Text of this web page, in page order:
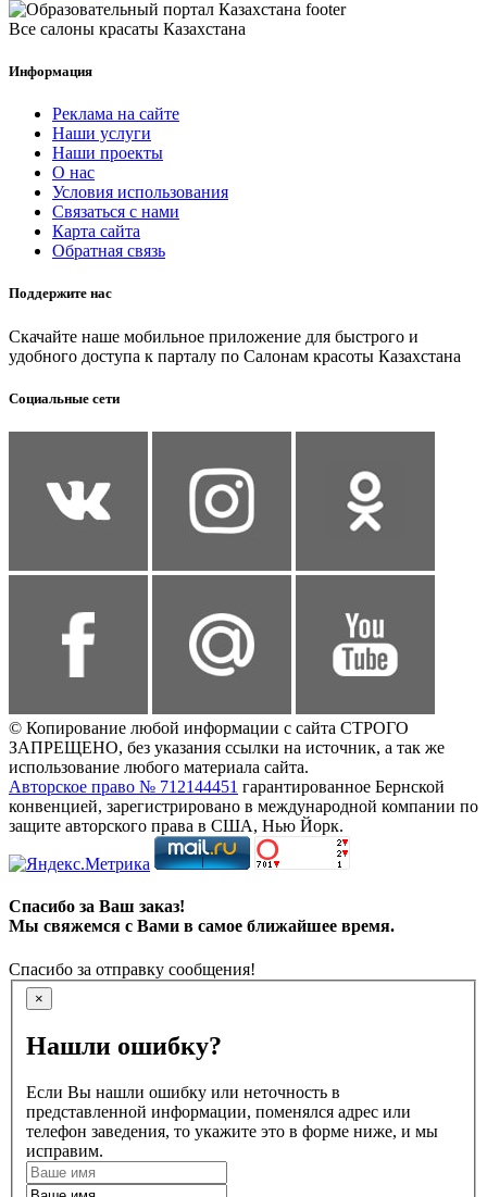
Все салоны красаты Казахстана
Информация
Реклама на сайте
Наши услуги
Наши проекты
О нас
Условия использования
Связаться с нами
Карта сайта
Обратная связь
Поддержите нас
Скачайте наше мобильное приложение для быстрого и
удобного доступа к парталу по Салонам красоты Казахстана
Социальные сети
© Копирование любой информации с сайта СТРОГО
ЗАПРЕЩЕНО, без указания ссылки на источник, а так же
использование любого материала сайта.
Авторское право № 712144451 гарантированное Бернской
конвенцией, зарегистрировано в международной компании по
защите авторского права в США, Нью Йорк.
Спасибо за Ваш заказ!
Мы свяжемся с Вами в самое ближайшее время.
Спасибо за отправку сообщения!
×
Нашли ошибку?
Если Вы нашли ошибку или неточность в
представленной информации, поменялся адрес или
телефон заведения, то укажите это в форме ниже, и мы
исправим.